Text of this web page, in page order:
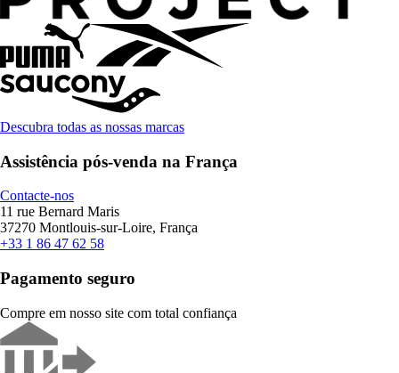
Descubra todas as nossas marcas
Assistência pós-venda na França
Contacte-nos
11 rue Bernard Maris
37270 Montlouis-sur-Loire, França
+33 1 86 47 62 58
Pagamento seguro
Compre em nosso site com total confiança